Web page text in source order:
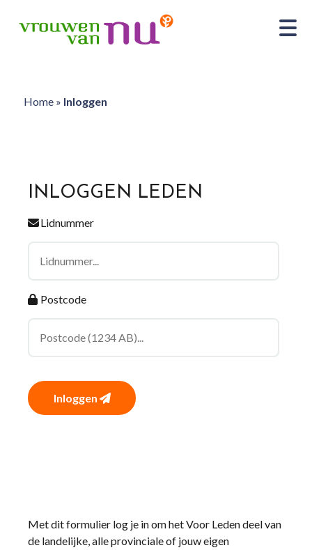
Home» Inloggen
INLOGGEN LEDEN
Lidnummer
Postcode
Inloggen
Met dit formulier log je in om het Voor Leden deel van
de landelijke, alle provinciale of jouw eigen